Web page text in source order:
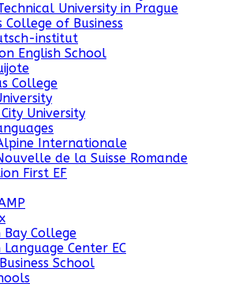
University in Prague
College of Business
institut
English School
College
University
Internationale
de la Suisse Romande
First EF
Bay College
Language Center EC
Business School